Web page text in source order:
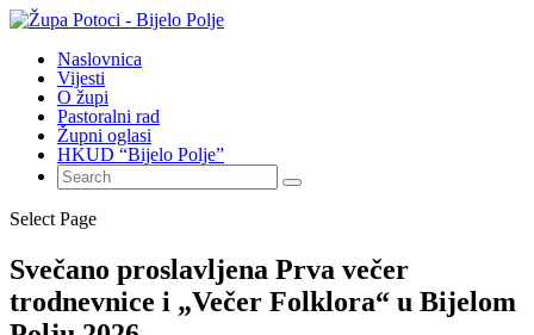
Naslovnica
Vijesti
O župi
Pastoralni rad
Župni oglasi
HKUD “Bijelo Polje”
Select Page
Svečano proslavljena Prva večer
trodnevnice i „Večer Folklora“ u Bijelom